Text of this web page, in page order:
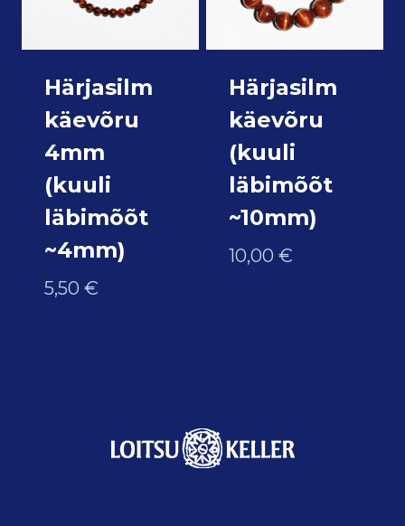
Härjasilm
käevõru
4mm
(kuuli
läbimõõt
~4mm)
5,50 €
Härjasilm
käevõru
(kuuli
läbimõõt
~10mm)
10,00 €